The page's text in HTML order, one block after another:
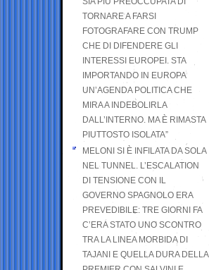
TORNARE A FARSI
FOTOGRAFARE CON TRUMP
CHE DI DIFENDERE GLI
INTERESSI EUROPEI. STA
IMPORTANDO IN EUROPA
UN’AGENDA POLITICA CHE
MIRA A INDEBOLIRLA
DALL’INTERNO. MA È RIMASTA
PIUTTOSTO ISOLATA”
MELONI SI È INFILATA DA SOLA
NEL TUNNEL. L’ESCALATION
DI TENSIONE CON IL
GOVERNO SPAGNOLO ERA
PREVEDIBILE: TRE GIORNI FA
C’ERA STATO UNO SCONTRO
TRA LA LINEA MORBIDA DI
TAJANI E QUELLA DURA DELLA